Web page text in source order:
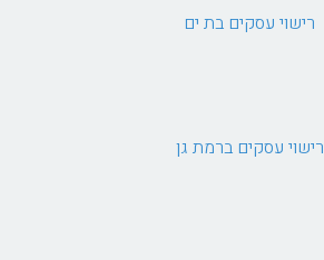
רישוי עסקים בת ים
רישוי עסקים ברמת גן